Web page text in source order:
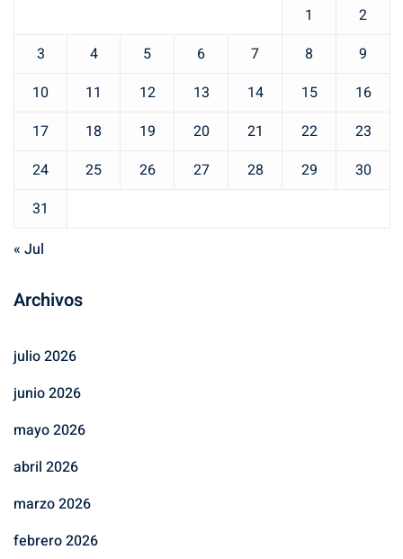
1
2
3
4 5 6 7 8
9
10
11 12 13 14 15
16
17
18 19 20 21 22
23
24
25 26 27 28 29
30
31
« Jul
Archivos
julio 2026
junio 2026
mayo 2026
abril 2026
marzo 2026
febrero 2026